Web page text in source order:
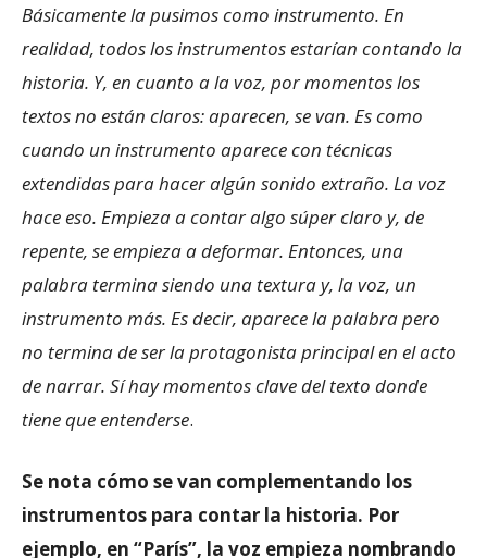
Básicamente la pusimos como instrumento. En
realidad, todos los instrumentos estarían contando la
historia. Y, en cuanto a la voz, por momentos los
textos no están claros: aparecen, se van. Es como
cuando un instrumento aparece con técnicas
extendidas para hacer algún sonido extraño. La voz
hace eso. Empieza a contar algo súper claro y, de
repente, se empieza a deformar. Entonces, una
palabra termina siendo una textura y, la voz, un
instrumento más. Es decir, aparece la palabra pero
no termina de ser la protagonista principal en el acto
de narrar. Sí hay momentos clave del texto donde
tiene que entenderse.
Se nota cómo se van complementando los
instrumentos para contar la historia. Por
ejemplo, en “París”, la voz empieza nombrando